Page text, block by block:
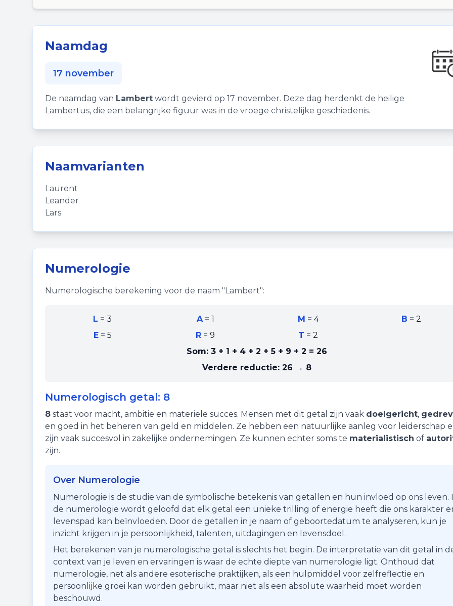
Naamdag
17 november
De naamdag van Lambert wordt gevierd op 17 november. Deze dag herdenkt de heilige
Lambertus, die een belangrijke figuur was in de vroege christelijke geschiedenis.
Naamvarianten
Laurent
Leander
Lars
Numerologie
Numerologische berekening voor de naam "Lambert":
L =3 A= 1 M = 4 B = 2
E= 5 R =9 T =2
Som: 3 + 1 + 4 + 2 + 5 + 9 + 2 = 26
Verdere reductie: 26 → 8
Numerologisch getal: 8
8 staat voor macht, ambitie en materiële succes. Mensen met dit getal zijn vaak doelgericht,
en goed in het beheren van geld en middelen. Ze hebben een natuurlijke aanleg voor leiderschap
zijn vaak succesvol in zakelijke ondernemingen. Ze kunnen echter soms te materialistisch of
zijn.
Over Numerologie
Numerologie is de studie van de symbolische betekenis van getallen en hun invloed op ons leven.
de numerologie wordt geloofd dat elk getal een unieke trilling of energie heeft die ons karakter
levenspad kan beïnvloeden. Door de getallen in je naam of geboortedatum te analyseren, kun je
inzicht krijgen in je persoonlijkheid, talenten, uitdagingen en levensdoel.
Het berekenen van je numerologische getal is slechts het begin. De interpretatie van dit getal in
context van je leven en ervaringen is waar de echte diepte van numerologie ligt. Onthoud dat
numerologie, net als andere esoterische praktijken, als een hulpmiddel voor zelfreflectie en
persoonlijke groei kan worden gebruikt, maar niet als een absolute waarheid moet worden
beschouwd.